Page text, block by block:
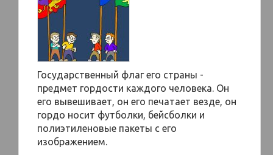
Государственный флаг его страны -
предмет гордости каждого человека. Он
его вывешивает, он его печатает везде, он
гордо носит футболки, бейсболки и
полиэтиленовые пакеты с его
изображением.